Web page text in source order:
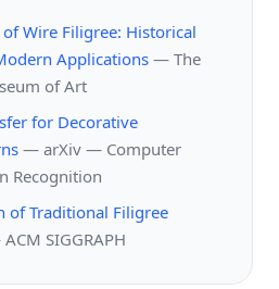
Wire Filigree: Historical
Applications — The
of Art
for Decorative
— arXiv — Computer
Recognition
of Traditional Filigree
ACM SIGGRAPH